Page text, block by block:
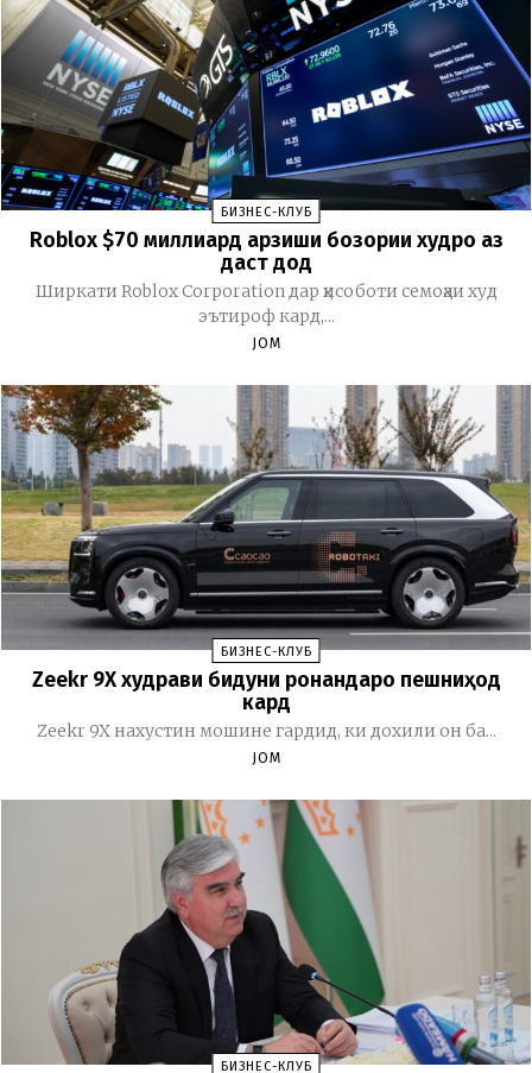
БИЗНЕС-КЛУБ
Roblox $70 миллиард арзиши бозории худро аз
даст дод
Ширкати Roblox Corporation дар ҳисоботи семоҳаи худ
эътироф кард,...
JOM
БИЗНЕС-КЛУБ
Zeekr 9X худрави бидуни ронандаро пешниҳод
кард
Zeekr 9X нахустин мошине гардид, ки дохили он ба...
JOM
БИЗНЕС-КЛУБ